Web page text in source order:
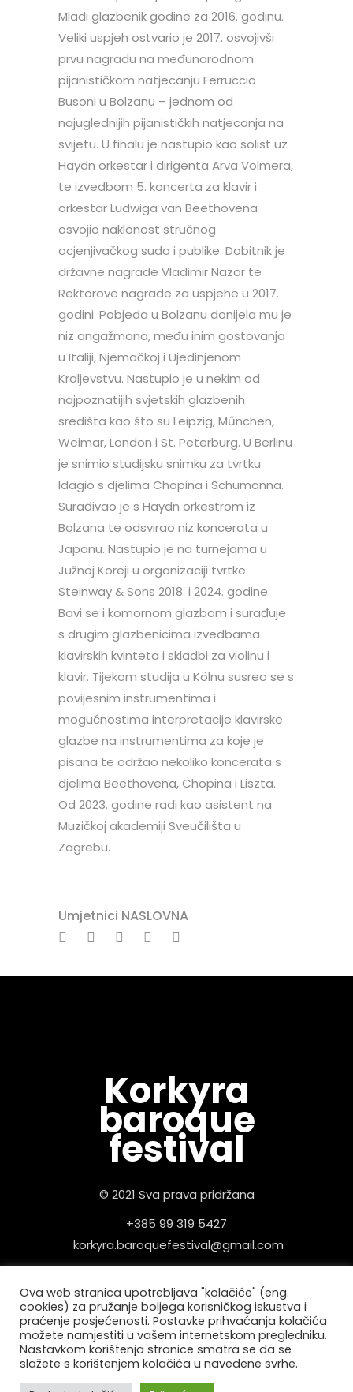
Mladi glazbenik godine za 2016. godinu.
Veliki uspjeh ostvario je 2017. osvojivši
prvu nagradu na međunarodnom
pijanističkom natjecanju Ferruccio
Busoni u Bolzanu – jednom od
najuglednijih pijanističkih natjecanja na
svijetu. U finalu je nastupio kao solist uz
Haydn orkestar i dirigenta Arva Volmera,
te izvedbom 5. koncerta za klavir i
orkestar Ludwiga van Beethovena
osvojio naklonost stručnog
ocjenjivačkog suda i publike. Dobitnik je
državne nagrade Vladimir Nazor te
Rektorove nagrade za uspjehe u 2017.
godini. Pobjeda u Bolzanu donijela mu je
niz angažmana, među inim gostovanja
u Italiji, Njemačkoj i Ujedinjenom
Kraljevstvu. Nastupio je u nekim od
najpoznatijih svjetskih glazbenih
središta kao što su Leipzig, Műnchen,
Weimar, London i St. Peterburg. U Berlinu
je snimio studijsku snimku za tvrtku
Idagio s djelima Chopina i Schumanna.
Surađivao je s Haydn orkestrom iz
Bolzana te odsvirao niz koncerata u
Japanu. Nastupio je na turnejama u
Južnoj Koreji u organizaciji tvrtke
Steinway & Sons 2018. i 2024. godine.
Bavi se i komornom glazbom i surađuje
s drugim glazbenicima izvedbama
klavirskih kvinteta i skladbi za violinu i
klavir. Tijekom studija u Kölnu susreo se s
povijesnim instrumentima i
mogućnostima interpretacije klavirske
glazbe na instrumentima za koje je
pisana te održao nekoliko koncerata s
djelima Beethovena, Chopina i Liszta.
Od 2023. godine radi kao asistent na
Muzičkoj akademiji Sveučilišta u
Zagrebu.
Umjetnici NASLOVNA
Korkyra
baroque
festival
© 2021 Sva prava pridržana
+385 99 319 5427
korkyra.baroquefestival@gmail.com
Pravila privatnosti
Ova web stranica upotrebljava "kolačiće" (eng.
cookies) za pružanje boljega korisničkog iskustva i
praćenje posjećenosti. Postavke prihvaćanja kolačića
možete namjestiti u vašem internetskom pregledniku.
Nastavkom korištenja stranice smatra se da se
slažete s korištenjem kolačića u navedene svrhe.